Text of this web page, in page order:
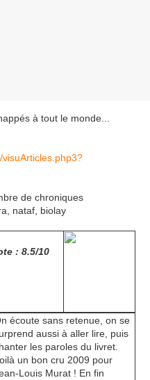
à tout le monde...
de chroniques
nataf, biolay
: 8.5/10
écoute sans retenue, on se
aussi à aller lire, puis
les paroles du livret.
un bon cru 2009 pour
Louis Murat ! En fin